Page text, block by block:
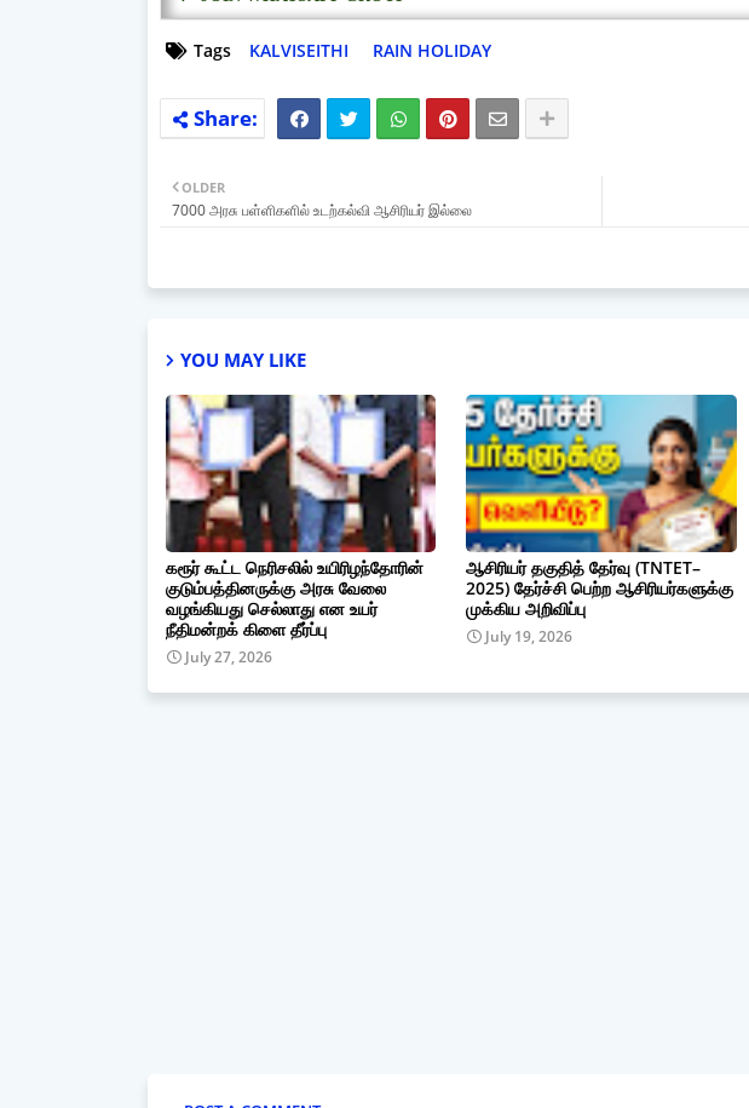
Tags KALVISEITHI RAIN HOLIDAY
OLDER
7000 அரசு பள்ளிகளில் உடற்கல்வி ஆசிரியர் இல்லை
YOU MAY LIKE
கரூர் கூட்ட நெரிசலில் உயிரிழந்தோரின்
குடும்பத்தினருக்கு அரசு வேலை
வழங்கியது செல்லாது என உயர்
நீதிமன்றக் கிளை தீர்ப்பு
July 27, 2026
ஆசிரியர் தகுதித் தேர்வு (TNTET–
2025) தேர்ச்சி பெற்ற ஆசிரியர்களுக்கு
முக்கிய அறிவிப்பு
July 19, 2026